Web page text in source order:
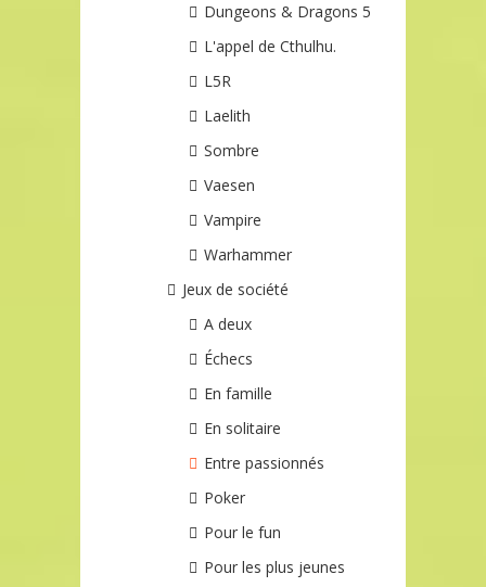
Dungeons & Dragons 5
L'appel de Cthulhu.
L5R
Laelith
Sombre
Vaesen
Vampire
Warhammer
Jeux de société
A deux
Échecs
En famille
En solitaire
Entre passionnés
Poker
Pour le fun
Pour les plus jeunes